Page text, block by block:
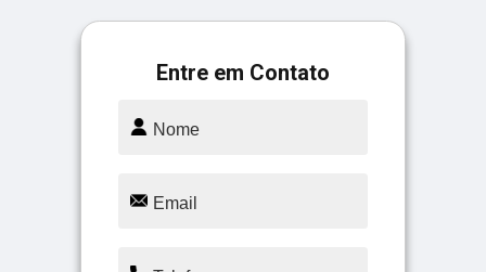
Entre em Contato